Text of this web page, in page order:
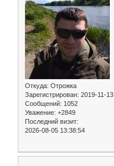
Откуда: Отрожка
Зарегистрирован: 2019-11-13
Сообщений: 1052
Уважение: +2849
Последний визит:
2026-08-05 13:38:54